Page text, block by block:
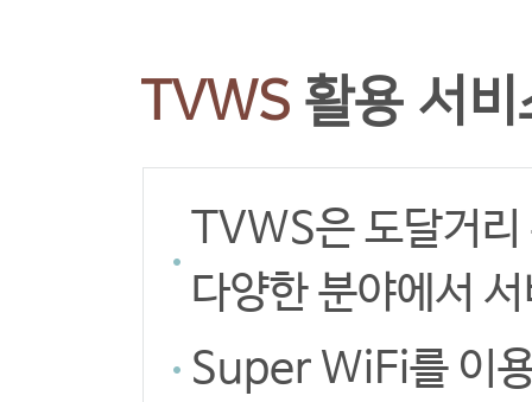
TVWS 활용 서비
TVWS은 도달거리
다양한 분야에서
Super WiFi를 이